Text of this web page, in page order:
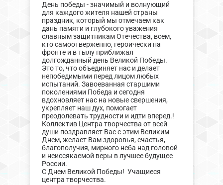
День победы - значимый и волнующий
для каждого жителя нашей страны
праздник, который мы отмечаем как
дань памяти и глубокого уважения
славным защитникам Отечества, всем,
кто самоотверженно, героически на
фронте и в тылу приближал
долгожданный день Великой Победы.
Это то, что объединяет нас и делает
непобедимыми перед лицом любых
испытаний. Завоеванная старшими
поколениями Победа и сегодня
вдохновляет нас на новые свершения,
укрепляет наш дух, помогает
преодолевать трудности и идти вперед.!
Коллектив Центра творчества от всей
души поздравляет Вас с этим Великим
Днем, желает Вам здоровья, счастья,
благополучия, мирного неба над головой
и неиссякаемой веры в лучшее будущее
России.
С Днем Великой Победы! Учащиеся
центра творчества.